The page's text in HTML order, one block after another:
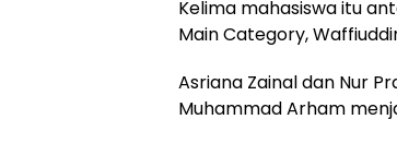
Kelima mahasiswa itu
Main Category,
Asriana Zainal dan Nur
Muhammad Arham